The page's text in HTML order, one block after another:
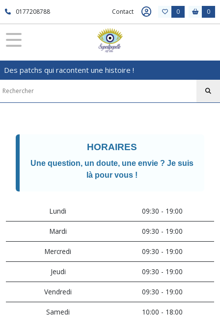
0177208788 Contact 0 0
Des patchs qui racontent une histoire !
HORAIRES
Une question, un doute, une envie ? Je suis
là pour vous !
Lundi 09:30 - 19:00
Mardi 09:30 - 19:00
Mercredi 09:30 - 19:00
Jeudi 09:30 - 19:00
Vendredi 09:30 - 19:00
Samedi 10:00 - 18:00